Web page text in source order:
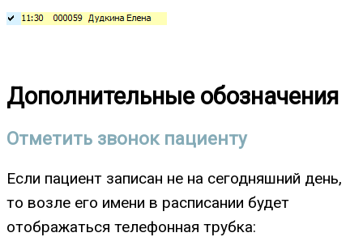
Дополнительные обозначения
Отметить звонок пациенту
Если пациент записан не на сегодняшний день,
то возле его имени в расписании будет
отображаться телефонная трубка: